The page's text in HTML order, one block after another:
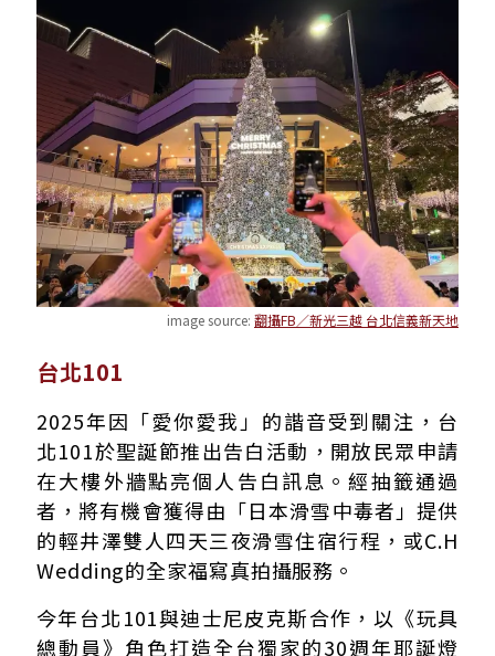
image source: 翻攝FB／新光三越 台北信義新天地
台北101
2025年因「愛你愛我」的諧音受到關注，台
北101於聖誕節推出告白活動，開放民眾申請
在大樓外牆點亮個人告白訊息。經抽籤通過
者，將有機會獲得由「日本滑雪中毒者」提供
的輕井澤雙人四天三夜滑雪住宿行程，或C.H
Wedding的全家福寫真拍攝服務。
今年台北101與迪士尼皮克斯合作，以《玩具
總動員》角色打造全台獨家的30週年耶誕燈